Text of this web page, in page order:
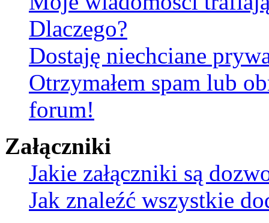
Dlaczego?
Dostaję niechciane
Otrzymałem spam lub
forum!
Załączniki
Jakie załączniki są
Jak znaleźć wszystkie